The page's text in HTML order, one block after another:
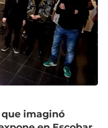
que imaginó